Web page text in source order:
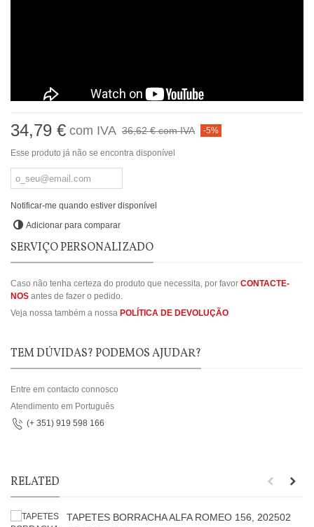
34,79 € com IVA 36,62 €com IVA -5%
Esse produto já não se encontra disponível
Notificar-me quando estiver disponível
Adicionar para comparar
SERVIÇO PERSONALIZADO
Caso não tenha certeza do produto que necessita, por favor CONTACTE-
NOS antes de fazer o pedido.
Veja nossa também a nossa POLÍTICA DE DEVOLUÇÃO
TEM DÚVIDAS? PODEMOS AJUDAR?
Entre em contacto connosco
Atendimento em Português
(+ 351) 919 598 166
RELATED
TAPETES BORRACHA ALFA ROMEO 156, 202502